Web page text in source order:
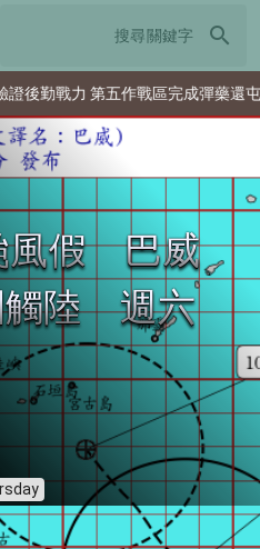
search
勤戰力 第五作戰區完成彈藥還屯整備
風假 巴威
觸陸 週六